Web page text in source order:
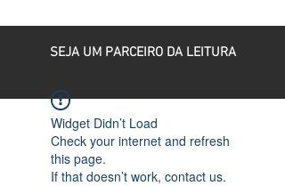
SEJA UM PARCEIRO DA LEITURA
Widget Didn’t Load
Check your internet and refresh
this page.
If that doesn’t work, contact us.